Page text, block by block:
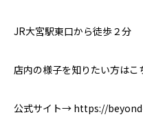
JR大宮駅東口から徒歩２分
店内の様子を知りたい方は
公式サイト→ https://